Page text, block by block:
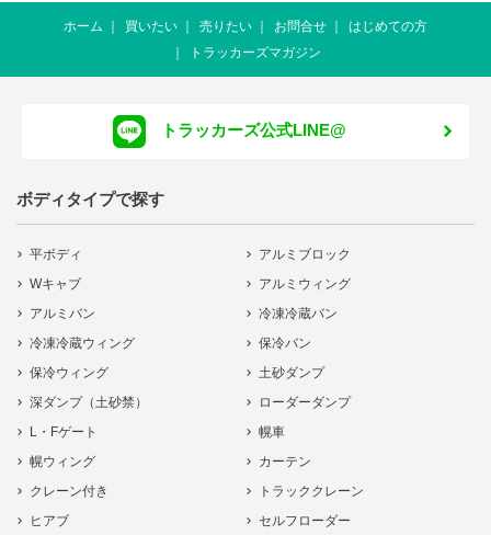
ホーム 買いたい 売りたい お問合せ
はじめての方
トラッカーズマガジン
トラッカーズ公式LINE@
ボディタイプで探す
平ボディ
アルミブロック
Wキャブ
アルミウィング
アルミバン
冷凍冷蔵バン
冷凍冷蔵ウィング
保冷バン
保冷ウィング
土砂ダンプ
深ダンプ（土砂禁）
ローダーダンプ
L・Fゲート
幌車
幌ウィング
カーテン
クレーン付き
トラッククレーン
ヒアブ
セルフローダー